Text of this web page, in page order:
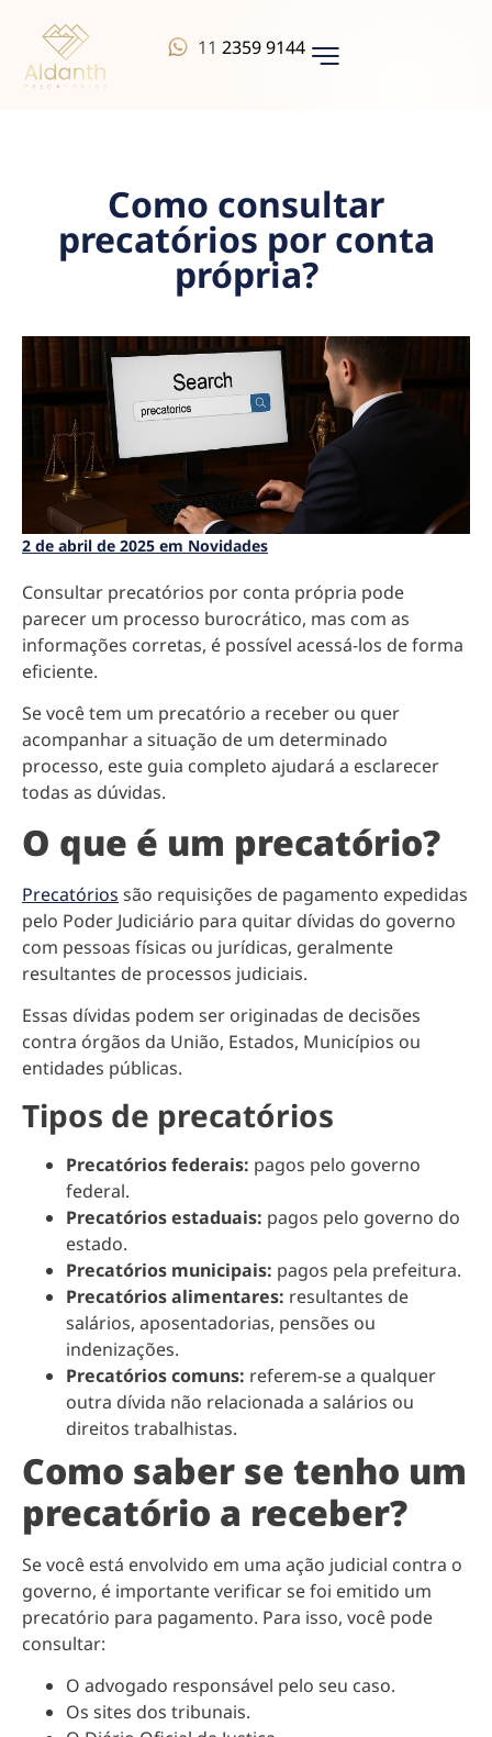
112359 9144
Como consultar
precatórios por conta
própria?
2 de abril de 2025 em Novidades
Consultar precatórios por conta própria pode
parecer um processo burocrático, mas com as
informações corretas, é possível acessá-los de forma
eficiente.
Se você tem um precatório a receber ou quer
acompanhar a situação de um determinado
processo, este guia completo ajudará a esclarecer
todas as dúvidas.
O que é um precatório?
Precatórios são requisições de pagamento expedidas
pelo Poder Judiciário para quitar dívidas do governo
com pessoas físicas ou jurídicas, geralmente
resultantes de processos judiciais.
Essas dívidas podem ser originadas de decisões
contra órgãos da União, Estados, Municípios ou
entidades públicas.
Tipos de precatórios
Precatórios federais: pagos pelo governo
federal.
Precatórios estaduais: pagos pelo governo do
estado.
Precatórios municipais: pagos pela prefeitura.
Precatórios alimentares: resultantes de
salários, aposentadorias, pensões ou
indenizações.
Precatórios comuns: referem-se a qualquer
outra dívida não relacionada a salários ou
direitos trabalhistas.
Como saber se tenho um
precatório a receber?
Se você está envolvido em uma ação judicial contra o
governo, é importante verificar se foi emitido um
precatório para pagamento. Para isso, você pode
consultar:
O advogado responsável pelo seu caso.
Os sites dos tribunais.